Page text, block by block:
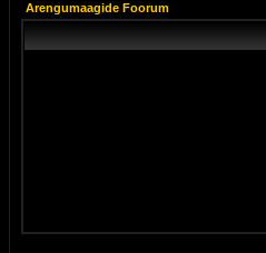
Arengumaagide Foorum